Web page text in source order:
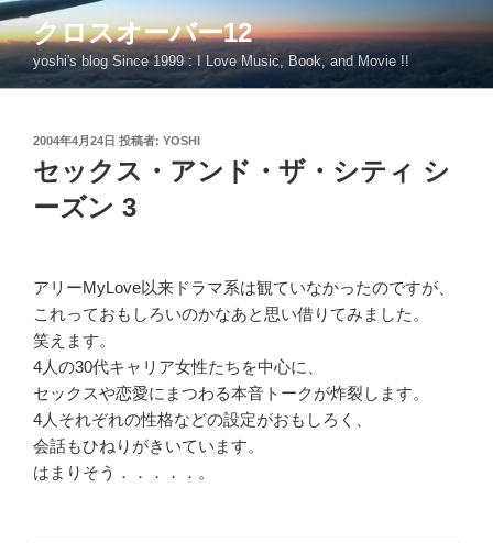
コ
ン
テ
ン
クロスオーバー12
yoshi's blog Since 1999 : I Love Music, Book, and Movie !!
投
稿
日:
2004年4月24日 投稿者: YOSHI
セックス・アンド・ザ・シティ シ
ーズン 3
アリーMyLove以来ドラマ系は観ていなかったのですが、
これっておもしろいのかなあと思い借りてみました。
笑えます。
4人の30代キャリア女性たちを中心に、
セックスや恋愛にまつわる本音トークが炸裂します。
4人それぞれの性格などの設定がおもしろく、
会話もひねりがきいています。
はまりそう．．．．．。